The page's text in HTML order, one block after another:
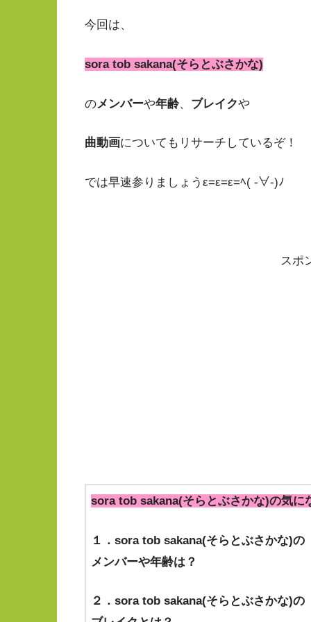
今回は、
sora tob sakana(そらとぶさかな)
のメンバーや年齢、 ブレイクや
曲動画についてもリサーチしているぞ！
では早速参りましょうε=ε=ε=ﾍ( -∀-)ﾉ
スポ
sora tob sakana(そらとぶさかな)の気に
１．sora tob sakana(そらとぶさかな)の
メンバーや年齢は？
２．sora tob sakana(そらとぶさかな)の